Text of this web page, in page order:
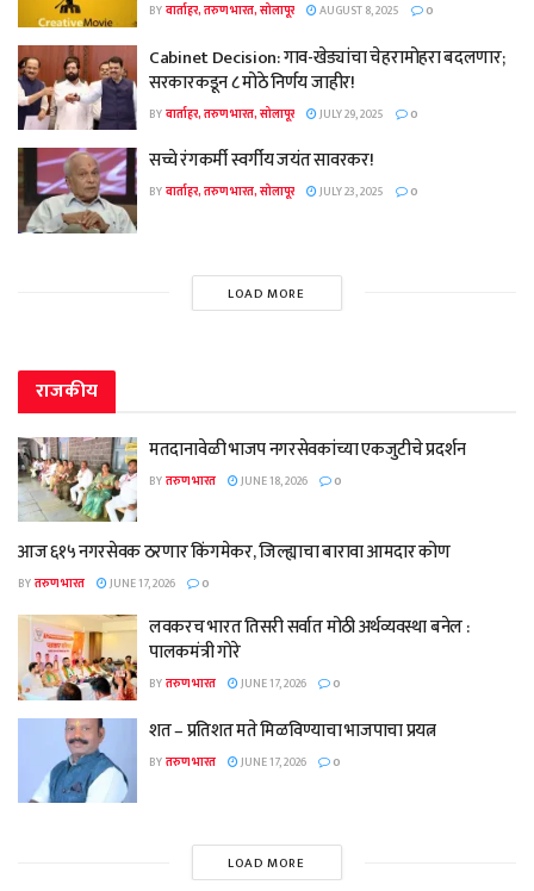
BYवार्ताहर, तरुण भारत, सोलापूर AUGUST 8, 2025 0
Cabinet Decision: गाव-खेड्यांचा चेहरामोहरा बदलणार;
सरकारकडून ८ मोठे निर्णय जाहीर!
BYवार्ताहर, तरुण भारत, सोलापूर JULY 29, 2025 0
सच्चे रंगकर्मी स्वर्गीय जयंत सावरकर!
BYवार्ताहर, तरुण भारत, सोलापूर JULY 23, 2025 0
LOAD MORE
राजकीय
मतदानावेळी भाजप नगरसेवकांच्या एकजुटीचे प्रदर्शन
BYतरुण भारत JUNE 18, 2026 0
आज ६१५ नगरसेवक ठरणार किंगमेकर, जिल्ह्याचा बारावा आमदार कोण
BYतरुण भारत JUNE 17, 2026 0
लवकरच भारत तिसरी सर्वात मोठी अर्थव्यवस्था बनेल :
पालकमंत्री गोरे
BYतरुण भारत JUNE 17, 2026 0
शत – प्रतिशत मते मिळविण्याचा भाजपाचा प्रयत्न
BYतरुण भारत JUNE 17, 2026 0
LOAD MORE